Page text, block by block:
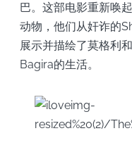
巴。这部电影重新唤
动物，他们从奸诈的
展示并描绘了莫格利
Bagira的生活。